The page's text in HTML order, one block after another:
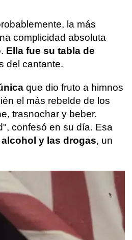
la más
complicidad absoluta
Ella fue su tabla de
del cantante.
que dio fruto a himnos
el más rebelde de los
trasnochar y beber.
confesó en su día. Esa
y las drogas, un